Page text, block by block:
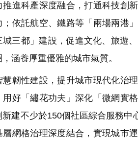
推進科產深度融合，打通科技創
；依託航空、鐵路等「兩場兩港
城三都」建設，促進文化、旅遊
涵養厚重優雅的城市氣質。
韌性建設，提升城市現代化治
用好「繡花功夫」深化「微網實
新建不少於150個社區綜合服務
層網格治理深度結合，實現城市